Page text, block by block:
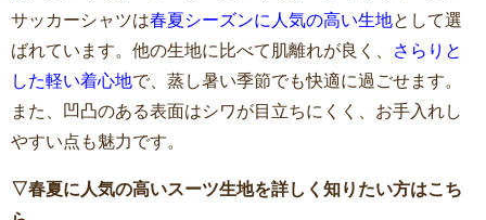
サッカーシャツは春夏シーズンに人気の高い生地として選
ばれています。他の生地に比べて肌離れが良く、
さらりと
した軽い着心地で、蒸し暑い季節でも快適に過ごせます。
また、凹凸のある表面はシワが目立ちにくく、お手入れし
やすい点も魅力です。
▽春夏に人気の高いスーツ生地を詳しく知りたい方はこち